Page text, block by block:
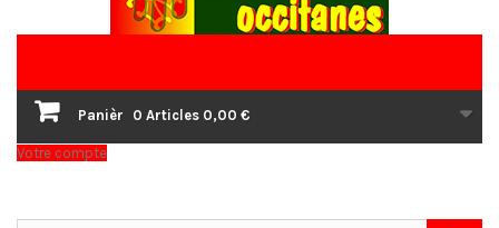
Panièr 0 Articles 0,00 €
Votre compte